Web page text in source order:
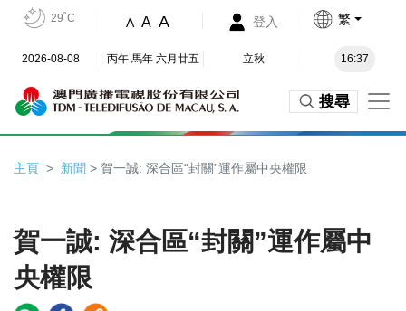
29˚C A A A 登入 繁
2026-08-08 丙午 馬年 六月廿五 立秋 16:37
搜尋
主頁 新聞 > 賀一誠: 深合區“封關”運作屬中央權限
賀一誠: 深合區“封關”運作屬中
央權限